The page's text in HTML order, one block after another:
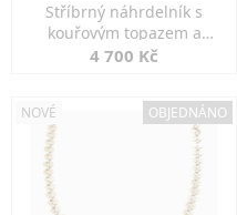
Stříbrný náhrdelník s
kouřovým topazem a
markazity
4 700 Kč
NOVÉ OBJEDNÁNO